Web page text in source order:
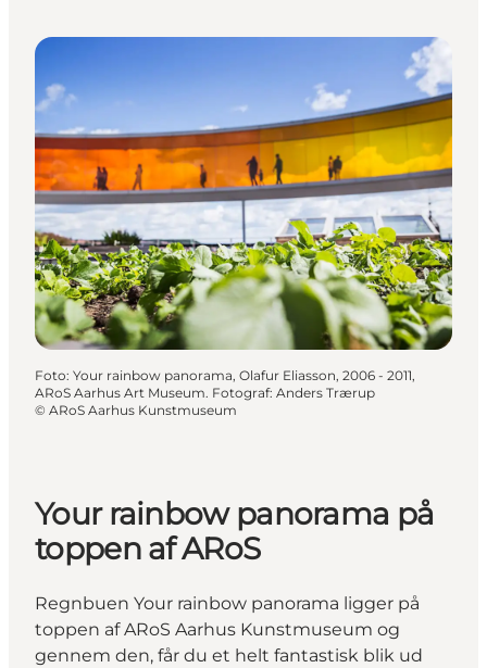
Foto: Your rainbow panorama, Olafur Eliasson, 2006 - 2011,
ARoS Aarhus Art Museum. Fotograf: Anders Trærup
© ARoS Aarhus Kunstmuseum
Your rainbow panorama på
toppen af ARoS
Regnbuen Your rainbow panorama ligger på
toppen af ARoS Aarhus Kunstmuseum og
gennem den, får du et helt fantastisk blik ud